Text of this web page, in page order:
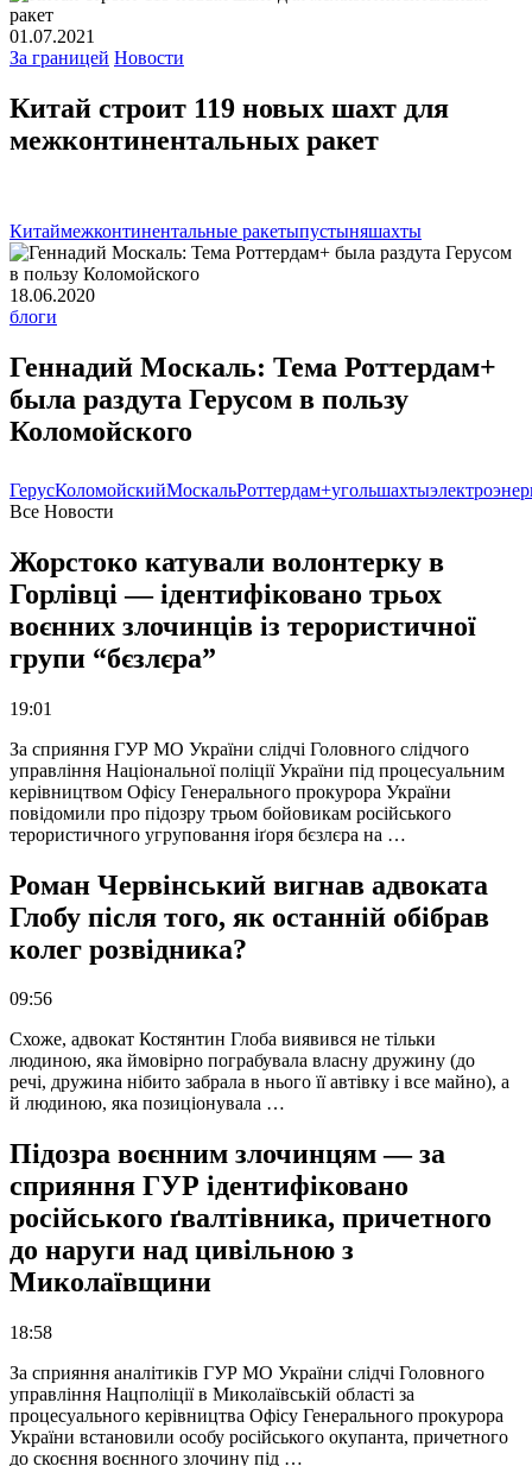
01.07.2021
За границей Новости
Китай строит 119 новых шахт для
межконтинентальных ракет
Китаймежконтинентальные ракетыпустыняшахты
18.06.2020
блоги
Геннадий Москаль: Тема Роттердам+
была раздута Герусом в пользу
Коломойского
ГерусКоломойскийМоскальРоттердам+угольшахты
Все Новости
Жорстоко катували волонтерку в
Горлівці — ідентифіковано трьох
воєнних злочинців із терористичної
групи “бєзлєра”
19:01
За сприяння ГУР МО України слідчі Головного слідчого
управління Національної поліції України під процесуальним
керівництвом Офісу Генерального прокурора України
повідомили про підозру трьом бойовикам російського
терористичного угруповання іґоря бєзлєра на …
Роман Червінський вигнав адвоката
Глобу після того, як останній обібрав
колег розвідника?
09:56
Схоже, адвокат Костянтин Глоба виявився не тільки
людиною, яка ймовірно пограбувала власну дружину (до
речі, дружина нібито забрала в нього її автівку і все майно), а
й людиною, яка позиціонувала …
Підозра воєнним злочинцям — за
сприяння ГУР ідентифіковано
російського ґвалтівника, причетного
до наруги над цивільною з
Миколаївщини
18:58
За сприяння аналітиків ГУР МО України слідчі Головного
управління Нацполіції в Миколаївській області за
процесуального керівництва Офісу Генерального прокурора
України встановили особу російського окупанта, причетного
до скоєння воєнного злочину під …